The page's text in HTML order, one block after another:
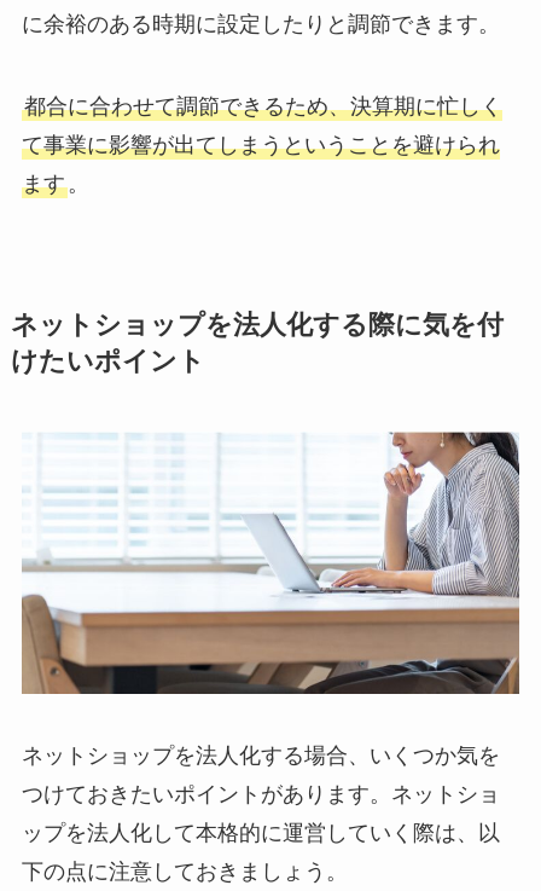
に余裕のある時期に設定したりと調節できます。
都合に合わせて調節できるため、決算期に忙しく
て事業に影響が出てしまうということを避けられ
ます。
ネットショップを法人化する際に気を付
けたいポイント
ネットショップを法人化する場合、いくつか気を
つけておきたいポイントがあります。ネットショ
ップを法人化して本格的に運営していく際は、以
下の点に注意しておきましょう。